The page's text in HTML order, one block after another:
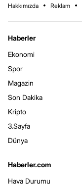
Hakkımızda Reklam
Haberler
Ekonomi
Spor
Magazin
Son Dakika
Kripto
3.Sayfa
Dünya
Haberler.com
Hava Durumu